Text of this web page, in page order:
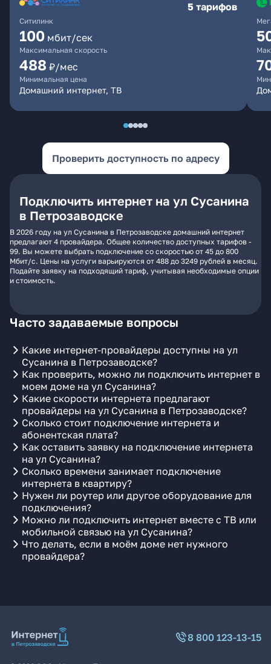
Ситилинк
5 тарифов
100 мбит/сек
Максимальная скорость
488 ₽/мес
Минимальная цена
Домашний интернет, ТВ
Проверить доступность по адресу
Подключить интернет на ул Сусанина
в Петрозаводске
В 2026 году на ул Сусанина в Петрозаводске домашний интернет
предлагают 4 провайдера. Общее количество доступных тарифов -
99. Вы можете выбрать подключение со скоростью от 45 до 800
Мбит/с. Цены на услуги варьируются от 488 до 3249 рублей в месяц.
Подайте заявку на подходящий тариф, учитывая необходимые опции
и стоимость.
Часто задаваемые вопросы
Какие интернет-провайдеры доступны на ул
Сусанина в Петрозаводске?
Как проверить, можно ли подключить интернет в
моем доме на ул Сусанина?
Какие скорости интернета предлагают
провайдеры на ул Сусанина в Петрозаводске?
Сколько стоит подключение интернета и
абонентская плата?
Как оставить заявку на подключение интернета
на ул Сусанина?
Сколько времени занимает подключение
интернета в квартиру?
Нужен ли роутер или другое оборудование для
подключения?
Можно ли подключить интернет вместе с ТВ или
мобильной связью на ул Сусанина?
Что делать, если в моём доме нет нужного
провайдера?
8 800 123-13-15